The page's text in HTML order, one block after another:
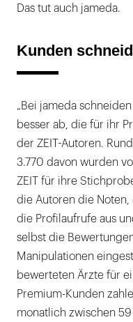
Das tut auch jameda.
Kunden
„Bei jameda
besser ab, die für ihr
der ZEIT-Autoren.
3.770 davon wurden
ZEIT für ihre
die Autoren die
die Profilaufrufe aus
selbst die
Manipulationen
bewerteten Ärzte für
Premium-Kunden
monatlich zwischen